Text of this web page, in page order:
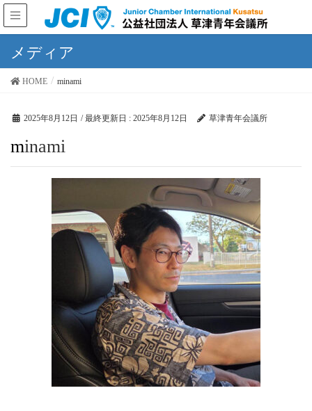
メディア
HOME minami
2025年8月12日 / 最終更新日 : 2025年8月12日 草津青年会議所
minami